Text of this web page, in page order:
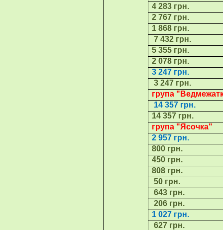
4 283 грн.
2 767 грн.
1 868 грн.
7 432 грн.
5 355 грн.
2 078 грн.
3 247 грн.
3 247 грн.
група "
14 357 грн.
14 357 грн.
група "Ясочка"
2 957 грн.
800 грн.
450 грн.
808 грн.
50 грн.
643 грн.
206 грн.
1 027 грн.
627 грн.